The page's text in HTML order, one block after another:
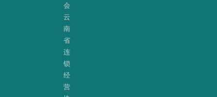
会
云
南
省
连
锁
经
营